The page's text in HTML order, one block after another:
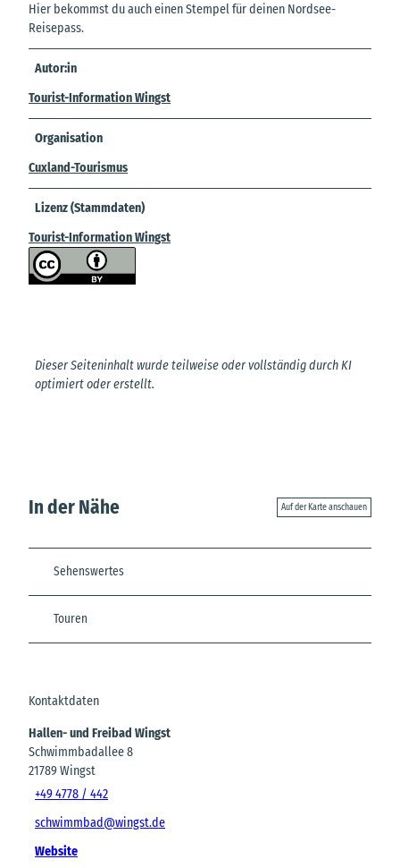
Hier bekommst du auch einen Stempel für deinen Nordsee-
Reisepass.
Autor:in
Tourist-Information Wingst
Organisation
Cuxland-Tourismus
Lizenz (Stammdaten)
Tourist-Information Wingst
Dieser Seiteninhalt wurde teilweise oder vollständig durch KI
optimiert oder erstellt.
In der Nähe Auf der Karte anschauen
Sehenswertes
Touren
Kontaktdaten
Hallen- und Freibad Wingst
Schwimmbadallee 8
21789Wingst
+49 4778 / 442
schwimmbad@wingst.de
Website